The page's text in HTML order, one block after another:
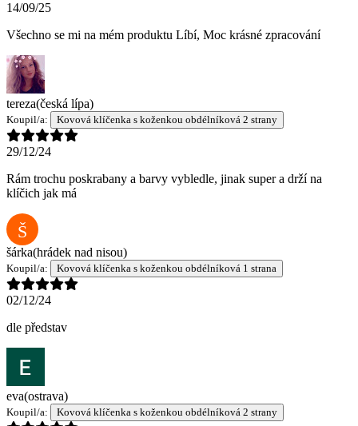
14/09/25
Všechno se mi na mém produktu Líbí, Moc krásné zpracování
tereza(česká lípa)
Koupil/a: Kovová klíčenka s koženkou obdélníková 2 strany
29/12/24
Rám trochu poskrabany a barvy vybledle, jinak super a drží na
klíčich jak má
Š
šárka(hrádek nad nisou)
Koupil/a: Kovová klíčenka s koženkou obdélníková 1 strana
02/12/24
dle představ
eva(ostrava)
Koupil/a: Kovová klíčenka s koženkou obdélníková 2 strany